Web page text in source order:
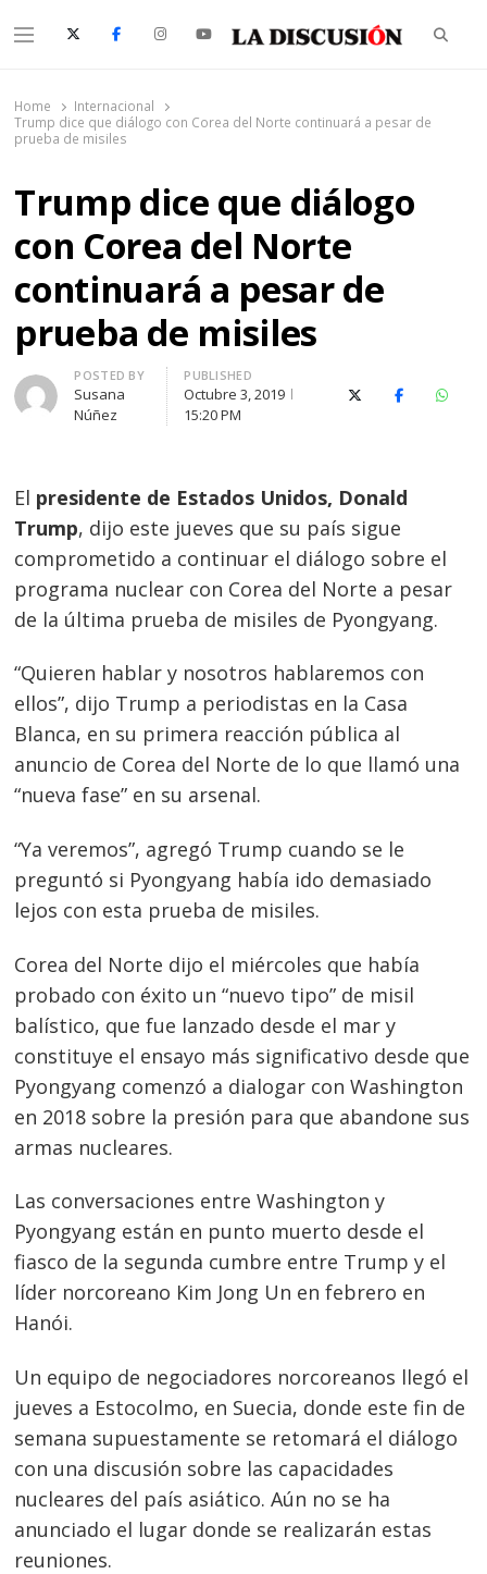
Menu
Home
Internacional
Trump dice que diálogo con Corea del Norte continuará a pesar de
prueba de misiles
Trump dice que diálogo
con Corea del Norte
continuará a pesar de
prueba de misiles
Author
POSTED BY
Susana
Núñez
PUBLISHED
Octubre 3, 2019
15:20 PM
X (Twitter)Facebook
El presidente de Estados Unidos, Donald
Trump, dijo este jueves que su país sigue
comprometido a continuar el diálogo sobre el
programa nuclear con Corea del Norte a pesar
de la última prueba de misiles de Pyongyang.
“Quieren hablar y nosotros hablaremos con
ellos”, dijo Trump a periodistas en la Casa
Blanca, en su primera reacción pública al
anuncio de Corea del Norte de lo que llamó una
“nueva fase” en su arsenal.
“Ya veremos”, agregó Trump cuando se le
preguntó si Pyongyang había ido demasiado
lejos con esta prueba de misiles.
Corea del Norte dijo el miércoles que había
probado con éxito un “nuevo tipo” de misil
balístico, que fue lanzado desde el mar y
constituye el ensayo más significativo desde que
Pyongyang comenzó a dialogar con Washington
en 2018 sobre la presión para que abandone sus
armas nucleares.
Las conversaciones entre Washington y
Pyongyang están en punto muerto desde el
fiasco de la segunda cumbre entre Trump y el
líder norcoreano Kim Jong Un en febrero en
Hanói.
Un equipo de negociadores norcoreanos llegó el
jueves a Estocolmo, en Suecia, donde este fin de
semana supuestamente se retomará el diálogo
con una discusión sobre las capacidades
nucleares del país asiático. Aún no se ha
anunciado el lugar donde se realizarán estas
reuniones.
Navegación
de
entradas